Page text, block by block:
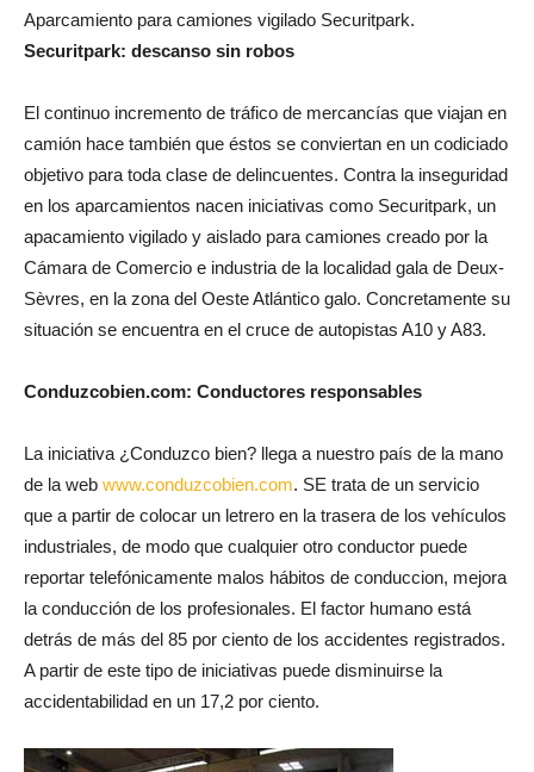
Aparcamiento para camiones vigilado Securitpark.
Securitpark: descanso sin robos
El continuo incremento de tráfico de mercancías que viajan en
camión hace también que éstos se conviertan en un codiciado
objetivo para toda clase de delincuentes. Contra la inseguridad
en los aparcamientos nacen iniciativas como Securitpark, un
apacamiento vigilado y aislado para camiones creado por la
Cámara de Comercio e industria de la localidad gala de Deux-
Sèvres, en la zona del Oeste Atlántico galo. Concretamente su
situación se encuentra en el cruce de autopistas A10 y A83.
Conduzcobien.com: Conductores responsables
La iniciativa ¿Conduzco bien? llega a nuestro país de la mano
de la web www.conduzcobien.com. SE trata de un servicio
que a partir de colocar un letrero en la trasera de los vehículos
industriales, de modo que cualquier otro conductor puede
reportar telefónicamente malos hábitos de conduccion, mejora
la conducción de los profesionales. El factor humano está
detrás de más del 85 por ciento de los accidentes registrados.
A partir de este tipo de iniciativas puede disminuirse la
accidentabilidad en un 17,2 por ciento.